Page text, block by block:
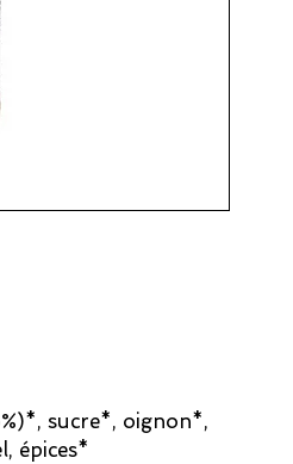
sucre*, oignon*,
épices*